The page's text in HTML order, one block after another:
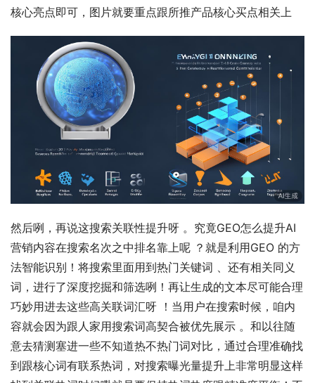
核心亮点即可，图片就要重点跟所推产品核心买点相关上
然后咧，再说这搜索关联性提升呀 。究竟GEO怎么提升AI
营销内容在搜索名次之中排名靠上呢 ？就是利用GEO 的方
法智能识别！将搜索里面用到热门关键词 、还有相关同义
词，进行了深度挖掘和筛选咧！再让生成的文本尽可能合理
巧妙用进去这些高关联词汇呀 ！当用户在搜索时候，咱内
容就会因为跟人家用搜索词高契合被优先展示 。和以往随
意去猜测塞进一些不知道热不热门词对比，通过合理准确找
到跟核心词有联系热词，对搜索曝光量提升上非常明显这样